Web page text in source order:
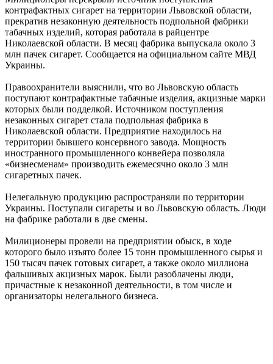
контрафактных сигарет на территории Львовской области,
прекратив незаконную деятельность подпольной фабрики
табачных изделий, которая работала в райцентре
Николаевской области. В месяц фабрика выпускала около 3
млн пачек сигарет. Сообщается на официальном сайте МВД
Украины.
Правоохранители выяснили, что во Львовскую область
поступают контрафактные табачные изделия, акцизные марки
которых были подделкой. Источником поступления
незаконных сигарет стала подпольная фабрика в
Николаевской области. Предприятие находилось на
территории бывшего консервного завода. Мощность
иностранного промышленного конвейера позволяла
«бизнесменам» производить ежемесячно около 3 млн
сигаретных пачек.
Нелегальную продукцию распространяли по территории
Украины. Поступали сигареты и во Львовскую область. Люди
на фабрике работали в две смены.
Милиционеры провели на предприятии обыск, в ходе
которого было изъято более 15 тонн промышленного сырья и
150 тысяч пачек готовых сигарет, а также около миллиона
фальшивых акцизных марок. Были разоблачены люди,
причастные к незаконной деятельности, в том числе и
организаторы нелегального бизнеса.